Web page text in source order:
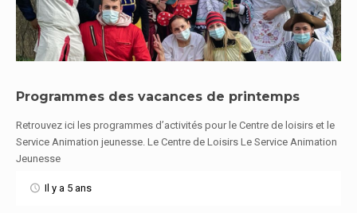
En savoir plus
Programmes des vacances de printemps
Retrouvez ici les programmes d’activités pour le Centre de loisirs et le
Service Animation jeunesse. Le Centre de Loisirs Le Service Animation
Jeunesse
Il y a 5 ans